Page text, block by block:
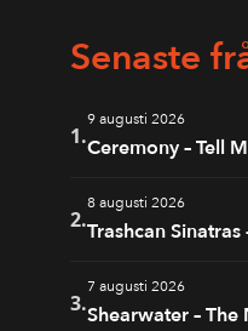
Senaste
1.
9 augusti 2026
Ceremony – Tell
2.
8 augusti 2026
Trashcan
3.
7 augusti 2026
Shearwater –